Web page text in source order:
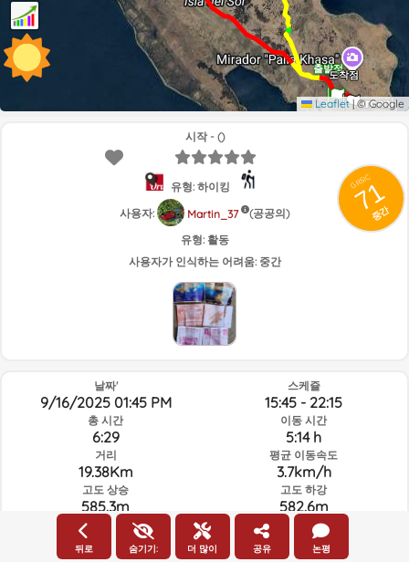
출발점도착점
Leaflet |© Google
GRSIC
71
중간
시작 - ()
유형: 하이킹
사용자:
Martin_37
(공공의)
유형: 활동
사용자가 인식하는 어려움: 중간
날짜'
9/16/2025 01:45 PM
총 시간
6:29
거리
19.38Km
고도 상승
585.3m
스케쥴
15:45 - 22:15
이동 시간
5:14 h
평균 이동속도
3.7km/h
고도 하강
582.6m
루트의 그날과 선택된 시간의 날씨
뒤로 숨기기: 더 많이 공유 논평